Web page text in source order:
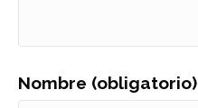
Nombre (obligatorio)